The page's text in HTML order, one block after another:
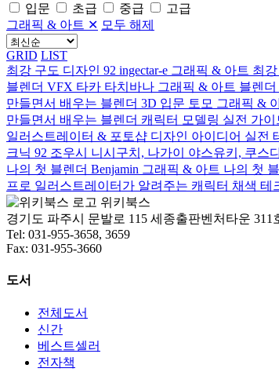
입문
초급 중급
고급
그래픽 & 아트 ✕ 모두 해제
GRID LIST
최강 구도 디자인 92 ingectar-e 그래픽 & 아트 최
블렌더 VFX 타카 타치바나 그래픽 & 아트 블렌
만들면서 배우는 블렌더 3D 입문 토모 그래픽 &
만들면서 배우는 블렌더 캐릭터 모델링 실전 가이
일러스트레이터 & 포토샵 디자인 아이디어 실전
크닉 92 조우시 니시구치, 나가이 야스유키, 쿠스
나의 첫 블렌더 Benjamin 그래픽 & 아트 나의 첫
프로 일러스트레이터가 알려주는 캐릭터 채색 테
위키북스
경기도 파주시 문발로 115 세종출판벤처타운 311
Tel: 031-955-3658, 3659
Fax: 031-955-3660
도서
전체도서
신간
베스트셀러
전자책